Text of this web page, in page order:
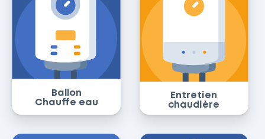
Ballon
Chauffe eau
Entretien
chaudière